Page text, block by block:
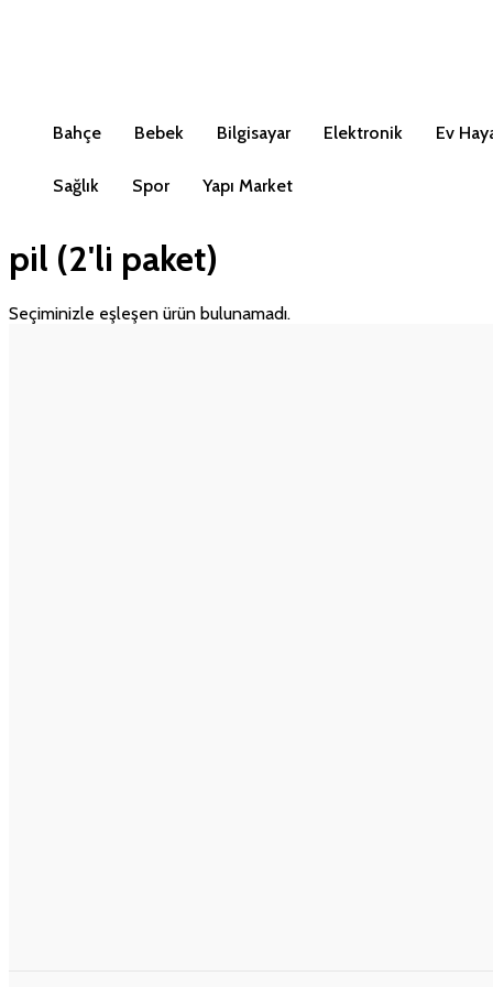
Bahçe Bebek Bilgisayar Elektronik Ev
Sağlık Spor Yapı Market
pil (2'li paket)
Seçiminizle eşleşen ürün bulunamadı.